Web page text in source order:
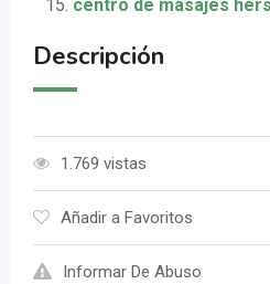
centro de masajes
Descripción
1.769 vistas
Añadir a Favoritos
Informar De Abuso